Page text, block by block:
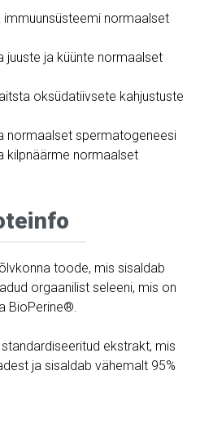
immuunsüsteemi normaalset
juuste ja küünte normaalset
oksüdatiivsete kahjustuste
normaalset spermatogeneesi
kilpnäärme normaalset
toode, mis sisaldab
orgaanilist seleeni, mis on
BioPerine®.
ekstrakt, mis
ja sisaldab vähemalt 95%